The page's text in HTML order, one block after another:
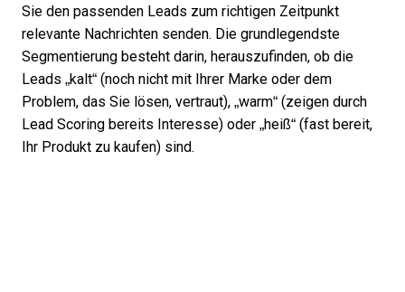
Sie den passenden Leads zum richtigen Zeitpunkt
relevante Nachrichten senden. Die grundlegendste
Segmentierung besteht darin, herauszufinden, ob die
Leads „kalt“ (noch nicht mit Ihrer Marke oder dem
Problem, das Sie lösen, vertraut), „warm“ (zeigen durch
Lead Scoring bereits Interesse) oder „heiß“ (fast bereit,
Ihr Produkt zu kaufen) sind.